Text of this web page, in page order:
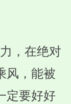
，在绝对
风，能被
定要好好